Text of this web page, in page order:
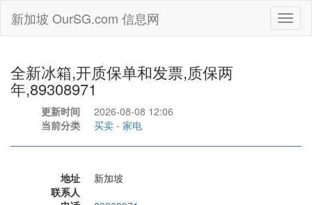
新加坡 OurSG.com 信息网
全新冰箱,开质保单和发票,质保两
年,89308971
更新时间
2026-08-08 12:06
当前分类
买卖 - 家电
地址
新加坡
联系人